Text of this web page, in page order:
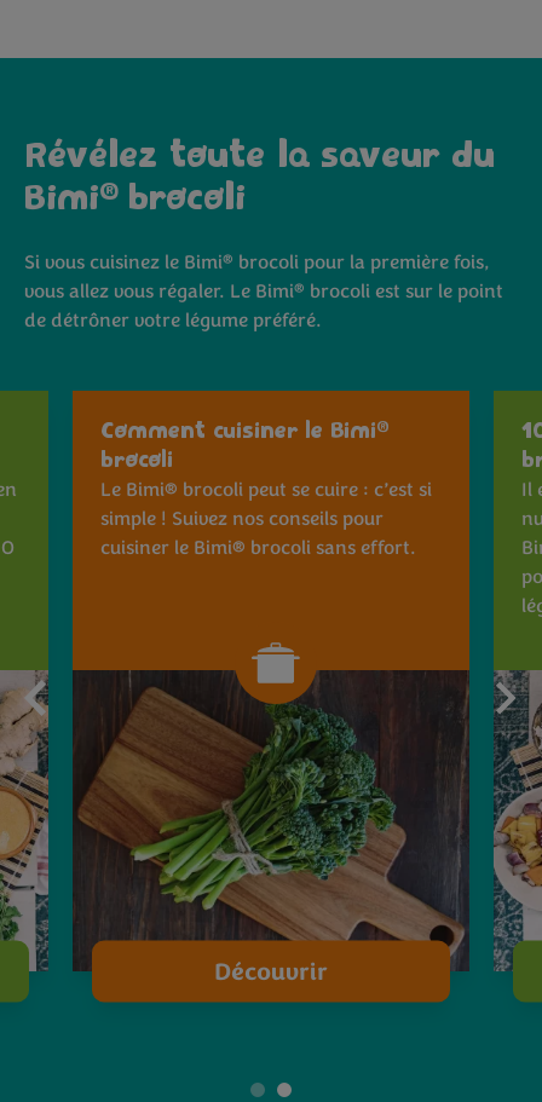
Révélez toute la saveur du
Bimi® brocoli
Si vous cuisinez le Bimi® brocoli pour la première fois,
vous allez vous régaler. Le Bimi® brocoli est sur le point
de détrôner votre légume préféré.
Comment cuisiner le Bimi®
brocoli
Le Bimi® brocoli peut se cuire : c’est si
simple ! Suivez nos conseils pour
cuisiner le Bimi® brocoli sans effort.
Découvrir
Il